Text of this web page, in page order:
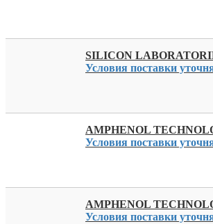
SILICON
Условия поставки
AMPHENOL
Условия поставки
AMPHENOL
Условия поставки